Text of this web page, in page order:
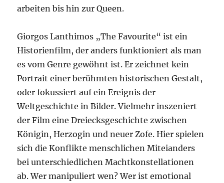
arbeiten bis hin zur Queen.
Giorgos Lanthimos „The Favourite“ ist ein
Historienfilm, der anders funktioniert als man
es vom Genre gewöhnt ist. Er zeichnet kein
Portrait einer berühmten historischen Gestalt,
oder fokussiert auf ein Ereignis der
Weltgeschichte in Bilder. Vielmehr inszeniert
der Film eine Dreiecksgeschichte zwischen
Königin, Herzogin und neuer Zofe. Hier spielen
sich die Konflikte menschlichen Miteianders
bei unterschiedlichen Machtkonstellationen
ab. Wer manipuliert wen? Wer ist emotional